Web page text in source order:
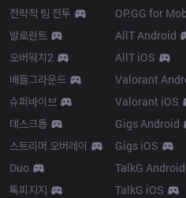
전략적 팀 전투
발로란트
오버워치2
배틀그라운드
슈퍼바이브
데스크톱
스트리머 오버레이
Duo
톡피지지
OP.GG for
AllT Android
AllT iOS
Valorant
Valorant iOS
Gigs Android
Gigs iOS
TalkG Android
TalkG iOS